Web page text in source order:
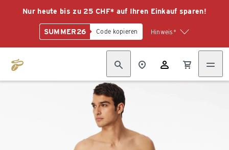
Nur heute bis zu 25 CHF* auf Ihren Einkauf sparen!
SUMMER26 Code kopieren Hinweis*